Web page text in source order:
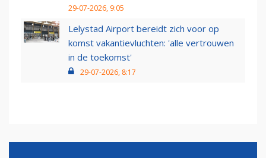
29-07-2026, 9:05
Lelystad Airport bereidt zich voor op
komst vakantievluchten: 'alle vertrouwen
in de toekomst'
29-07-2026, 8:17